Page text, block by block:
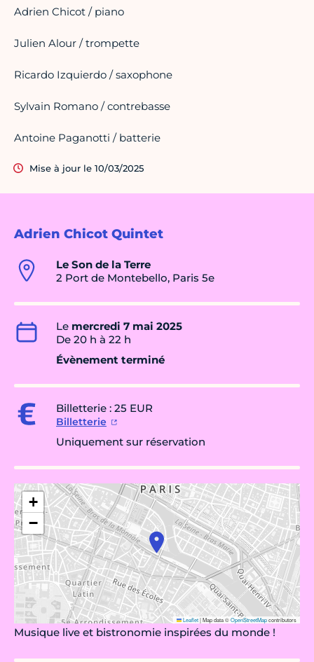
Adrien Chicot Quintet
Le Son de la Terre
2 Port de Montebello, Paris 5e
Le mercredi 7 mai 2025
De 20 h à 22 h
Évènement terminé
Billetterie : 25 EUR
Billetterie
Uniquement sur réservation
+
−
Leaflet|Map data ©OpenStreetMapcontributors
Musique live et bistronomie inspirées du monde !
Adrien Chicot / piano
Julien Alour / trompette
Ricardo Izquierdo / saxophone
Sylvain Romano / contrebasse
Antoine Paganotti / batterie
Mise à jour le 10/03/2025